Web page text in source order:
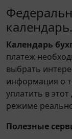
Календарь
платеж
выбрать
информация о
уплатить в
режиме
Полезные